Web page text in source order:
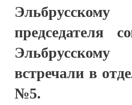
встречали в
№5.